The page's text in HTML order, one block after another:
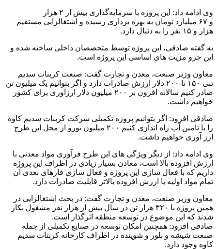
وی ادامه داد: این پروژه با سرمایه‌گذاری بیش از ۲ هزار
و ۶۷ میلیارد تومان به بهره برداری رسیده و اشتغالزایی مستقیم
هزار و ۱۵ نفر را به دنبال دارد
.
به گفته صادقی، این پروژه توسط متخصصان داخلی ساخته شده و
این جزو مزیت های اساسی این پروژه است.
معاون وزیر صنعت، معدن و تجارت گفت: صنعت کربنات سدیم
تنی ۱۵۰ تا ۲۰۰ دلار ارزش صادرات دارد و اگر بتوانیم یک میلیون تن
صادر کنیم سالانه افزون بر ۲۰۰ میلیون دلار ارزآوری برای کشور
خواهیم داشت.
صادقی افزود: اگر بتوانیم پروژه تکمیلی شرکت کربنات سدیم کاوه
را با تامین آب راه اندازی کنیم ۲۰۰ میلیون یورو از محل این طرح
ارز آوری خواهیم داشت.
وی ادامه داد: از دیگر ویژگی های این طرح فرآوری مواد معدنی با
ارزش افزوده بالا است، معادن بسیار زیادی در اطراف این پروژه
داریم که با فعال سازی این پروژه و فعال سازی فازهای بعدی آن
تمام مواد اولیه با ارزش افزوده بالاتر قابلیت صادرات دارد.
معاون وزیر صنعت، معدن و تجارت گفت: در بحث اشتغالزایی در
همین پروژه با ۳۲۰ هزار تن در سال بیش از هزار نفر مشغول بکار
شدند که این موضوع در توسعه منطقه اثرگذار است.
صادقی افزود: همچنین امکان توسعه در صنایع تکمیلی از جمله
صنعت شیشه و بلور و شوینده در اطراف کارخانه کربنات سدیم
کاوه وجود دارد.